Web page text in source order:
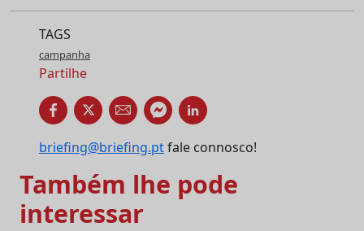
TAGS
campanha
Partilhe
briefing@briefing.ptfale connosco!
Também lhe pode
interessar